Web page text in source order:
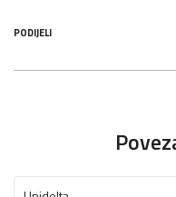
PODIJELI